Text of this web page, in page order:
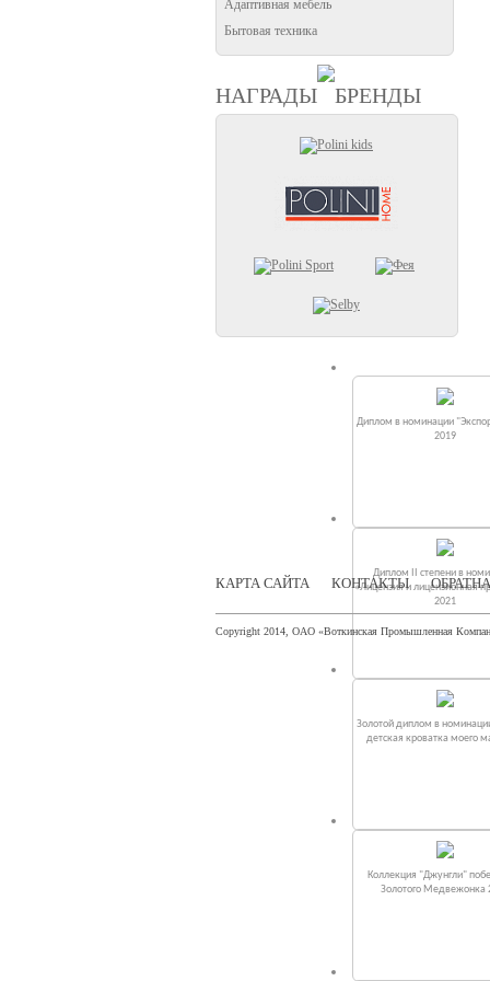
Адаптивная мебель
Бытовая техника
НАГРАДЫ БРЕНДЫ
Диплом в номинации
2019
Диплом II степени в
«Лицензия и лицензионная
2021
Золотой диплом в
детская кроватка моего
Коллекция "Джунгли"
Золотого Медвежонка
КАРТА САЙТА КОНТАКТЫ
Copyright 2014, ОАО «Воткинская Промышленная